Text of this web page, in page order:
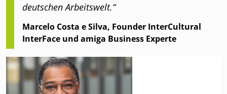
deutschen Arbeitswelt.“
Marcelo Costa e Silva, Founder InterCultural
InterFace und amiga Business Experte